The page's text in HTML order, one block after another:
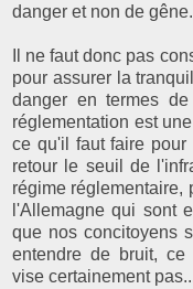
danger et non de gêne.
Il ne faut donc pas
pour assurer la
danger en termes
réglementation est
ce qu'il faut faire pour
retour le seuil de
régime réglementaire,
l'Allemagne qui sont
que nos concitoyens
entendre de bruit, ce
vise certainement